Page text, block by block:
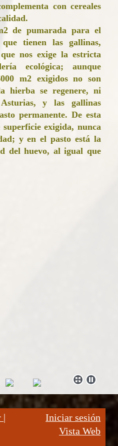
con cereales
de pumarada para el
tienen las gallinas,
nos exigela estricta
ecológica; aunque
m2 exigidos no son
hierba se regenere, ni
y las gallinas
permanente. De esta
exigida, nunca
y en el pasto está la
del huevo, al igual que
Iniciar sesión
Vista Web